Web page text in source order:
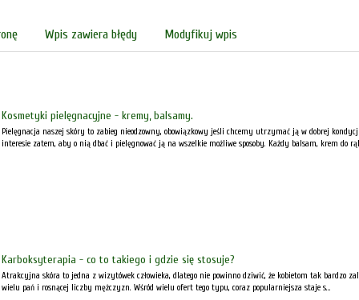
Wpis zawiera błędy Modyfikuj wpis
Kosmetyki pielęgnacyjne - kremy, balsamy.
Pielęgnacja naszej skóry to zabieg nieodzowny, obowiązkowy jeśli chcemy utrzymać ją w dobrej
interesie zatem, aby o nią dbać i pielęgnować ją na wszelkie możliwe sposoby. Każdy balsam, krem do
Karboksyterapia - co to takiego i gdzie się stosuje?
Atrakcyjna skóra to jedna z wizytówek człowieka, dlatego nie powinno dziwić, że kobietom tak bardzo
wielu pań i rosnącej liczby mężczyzn. Wśród wielu ofert tego typu, coraz popularniejsza staje s...